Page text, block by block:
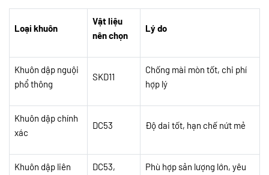
Loại khuôn
Vật liệu
nên chọn
Lý do
Khuôn dập nguội
phổ thông
SKD11
Chống mài mòn tốt, chi phí
hợp lý
Khuôn dập chính
xác
DC53 Độ dai tốt, hạn chế nứt mẻ
Khuôn dập liên
DC53,
Phù hợp sản lượng lớn, yêu